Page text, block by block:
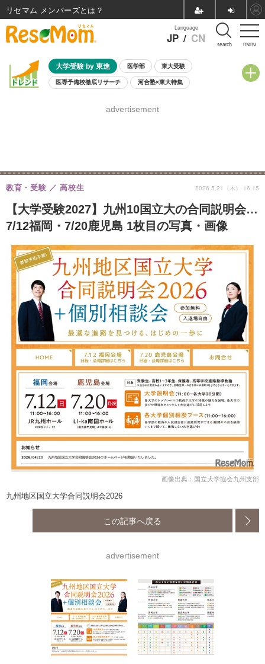
menu
Language
JP / CN search
大学受験 by 東進 医学部 東大受験
医専予備校徹底リサーチ 河合塾×東大特集
8月開催学校説明会・相談会
advertisement
【大学受験2027】九州10国立大の合同説明会…
7/12福岡・7/20鹿児島 1枚目の写真・画像
教育・受験 高校生 2026.5.21（木） 16:15
画像出典：国立大学協会九州支部
九州地区国立大学合同説明会2026
この記事へ戻る
advertisement
リセマム メンバーズ